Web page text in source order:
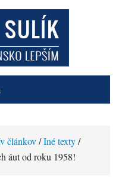
článkov/Iné texty/
áut od roku 1958!